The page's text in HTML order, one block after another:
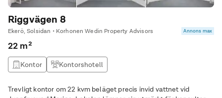
Riggvägen 8
Ekerö, Solsidan • Korhonen Wedin Property Advisors Annons max
22 m²
Kontor Kontorshotell
Trevligt kontor om 22 kvm beläget precis invid vattnet vid